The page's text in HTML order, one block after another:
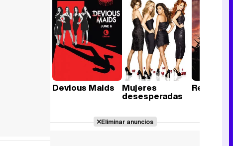
Devious Maids Mujeres
desesperadas
Revenge
Eliminar anuncios